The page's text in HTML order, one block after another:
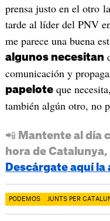
prensa justo en el otro
tarde al líder del PNV
me parece una buena
algunos necesitan
comunicación y
papeloteque
también algún otro, no
📲 Mantente al día
hora de
Descárgate aquí la
PODEMOS JUNTS PER